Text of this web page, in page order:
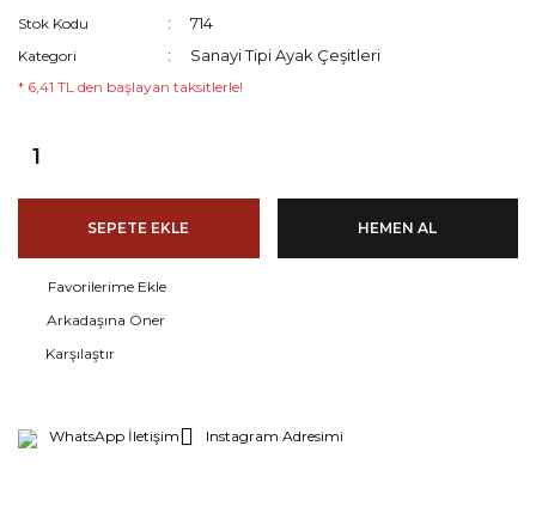
Stok Kodu 714
Kategori Sanayi Tipi Ayak Çeşitleri
* 6,41 TL den başlayan taksitlerle!
SEPETE EKLE HEMEN AL
Arkadaşına Öner
Karşılaştır
WhatsApp İletişim Instagram Adresimi